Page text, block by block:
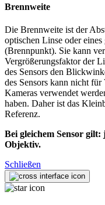
Brennweite
Die Brennweite ist der
optischen Linse oder
(Brennpunkt). Sie kann
Vergrößerungsfaktor der
des Sensors den
des Sensors kann nicht
Kameras verwendet
haben. Daher ist das
Referenz.
Bei gleichem Sensor
Objektiv.
Schließen